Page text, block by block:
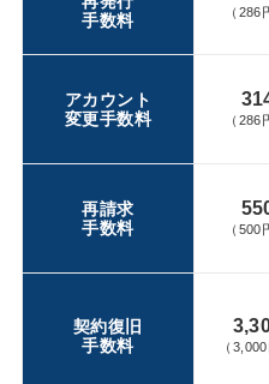
手数料
（286
アカウント
変更手数料
（286
再請求
手数料
（500
契約復旧
手数料
（